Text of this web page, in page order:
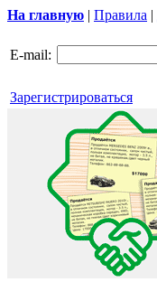
На главную | Правила |
E-mail:
Зарегистрироваться